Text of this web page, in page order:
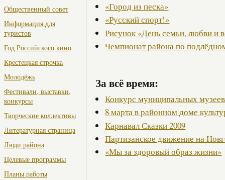
Общественный совет
Информация для
туристов
Год Российского кино
Крестецкая строчка
Молодёжь
Фестивали, выставки,
конкурсы
Творческие коллективы
Литературная страница
Люди района
Целевые программы
Планы работы
«Город из песка»
«Русский спорт!»
Рисунок «День семьи, любви и
Чемпионат района по
За всё время:
Конкурс муниципальных музеев
8 марта в районном доме
Карнавал Сказки 2009
Партизанское движение на
«Мы за здоровый образ жизни»